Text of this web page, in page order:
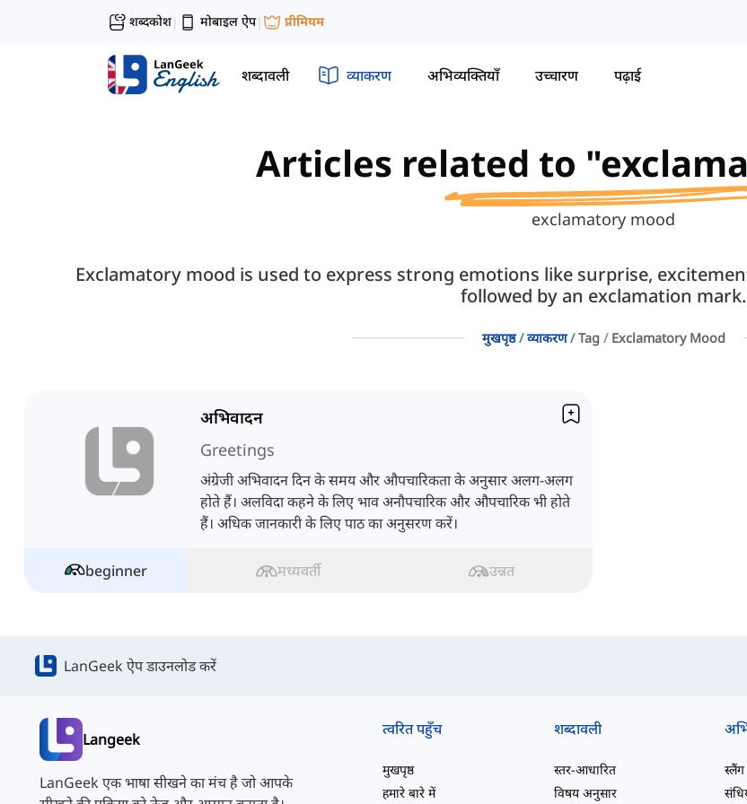
शब्दकोश| मोबाइल ऐप| प्रीमियम
शब्दावली व्याकरण अभिव्यक्तियाँ उच्चारण पढ़ाई
Articles related to
exclamatory mood
Exclamatory mood is used to express strong emotions like surprise,
followed by an exclamation mark.
मुखपृष्ठ व्याकरण Tag Exclamatory Mood
अभिवादन
Greetings
अंग्रेजी अभिवादन दिन के समय और औपचारिकता के अनुसार अलग-अलग
होते हैं। अलविदा कहने के लिए भाव अनौपचारिक और औपचारिक भी होते
हैं। अधिक जानकारी के लिए पाठ का अनुसरण करें।
beginner मध्यवर्ती उन्नत
LanGeek ऐप डाउनलोड करें
Langeek
LanGeek एक भाषा सीखने का मंच है जो आपके
त्वरित पहुँच
मुखपृष्ठ
हमारे बारे में
शब्दावली
स्तर-आधारित
विषय अनुसार